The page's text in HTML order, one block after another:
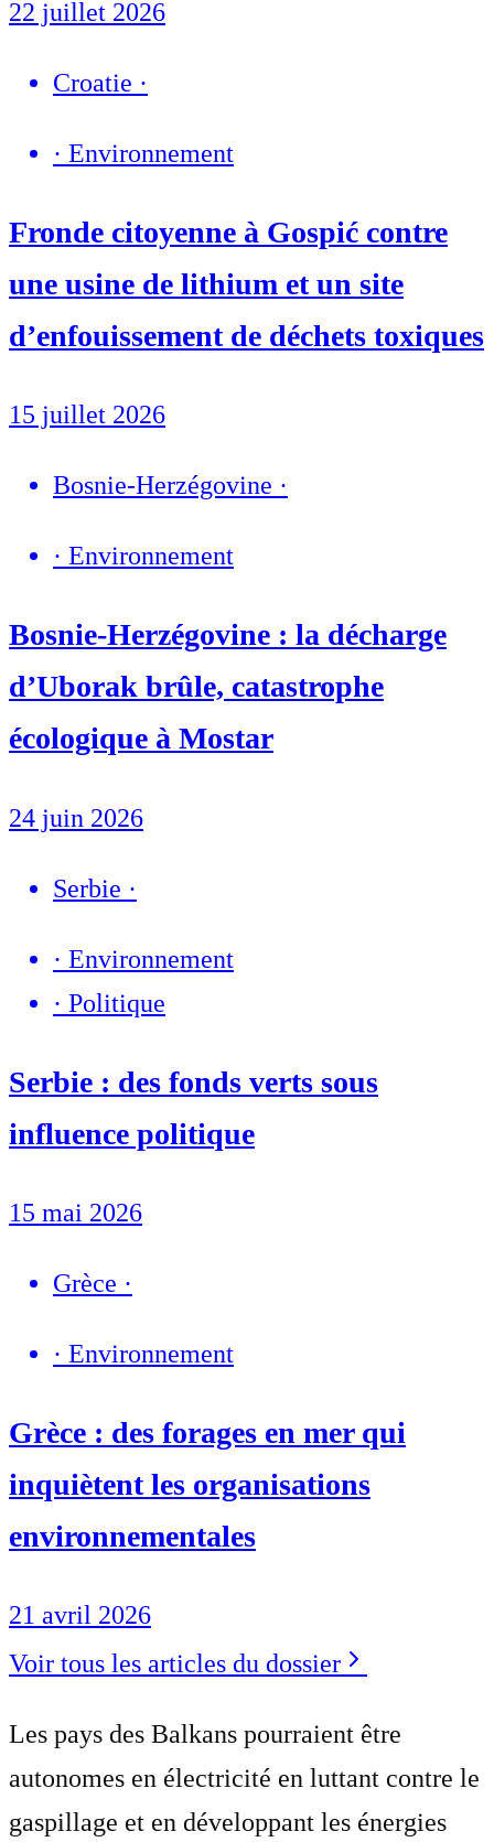
22 juillet 2026
Croatie ·
· Environnement
Fronde citoyenne à Gospić contre
une usine de lithium et un site
d’enfouissement de déchets toxiques
15 juillet 2026
Bosnie-Herzégovine ·
· Environnement
Bosnie-Herzégovine : la décharge
d’Uborak brûle, catastrophe
écologique à Mostar
24 juin 2026
Serbie ·
· Environnement
· Politique
Serbie : des fonds verts sous
influence politique
15 mai 2026
Grèce ·
· Environnement
Grèce : des forages en mer qui
inquiètent les organisations
environnementales
21 avril 2026
Voir tous les articles du dossier
Les pays des Balkans pourraient être
autonomes en électricité en luttant contre le
gaspillage et en développant les énergies